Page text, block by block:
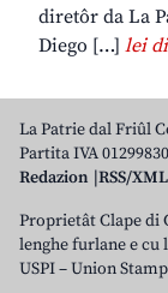
diretôr da La
Diego […] lei
La Patrie dal Friûl
Partita IVA
Redazion RSS/XML
Proprietât Clape di
lenghe furlane e cu
USPI – Union